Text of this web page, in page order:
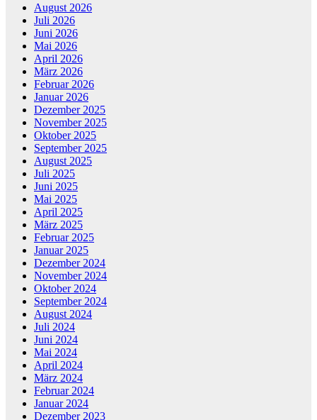
August 2026
Juli 2026
Juni 2026
Mai 2026
April 2026
März 2026
Februar 2026
Januar 2026
Dezember 2025
November 2025
Oktober 2025
September 2025
August 2025
Juli 2025
Juni 2025
Mai 2025
April 2025
März 2025
Februar 2025
Januar 2025
Dezember 2024
November 2024
Oktober 2024
September 2024
August 2024
Juli 2024
Juni 2024
Mai 2024
April 2024
März 2024
Februar 2024
Januar 2024
Dezember 2023